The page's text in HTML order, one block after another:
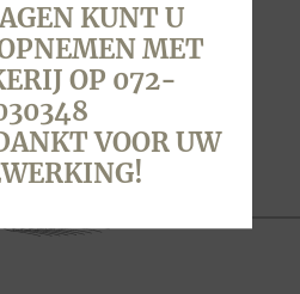
KUNT U
MET
OP 072-
VOOR UW